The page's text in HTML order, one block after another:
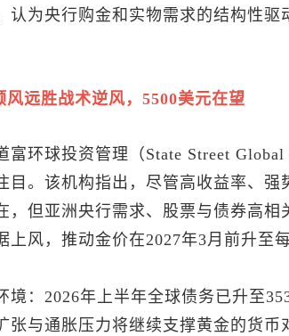
认为央行购金和实物需求的结构性驱
风远胜战术逆风，5500美元在望
富环球投资管理（State Street
目。该机构指出，尽管高收益率、强
，但亚洲央行需求、股票与债券高相
风，推动金价在2027年3月前升至
境：2026年上半年全球债务已升至
张与通胀压力将继续支撑黄金的货币